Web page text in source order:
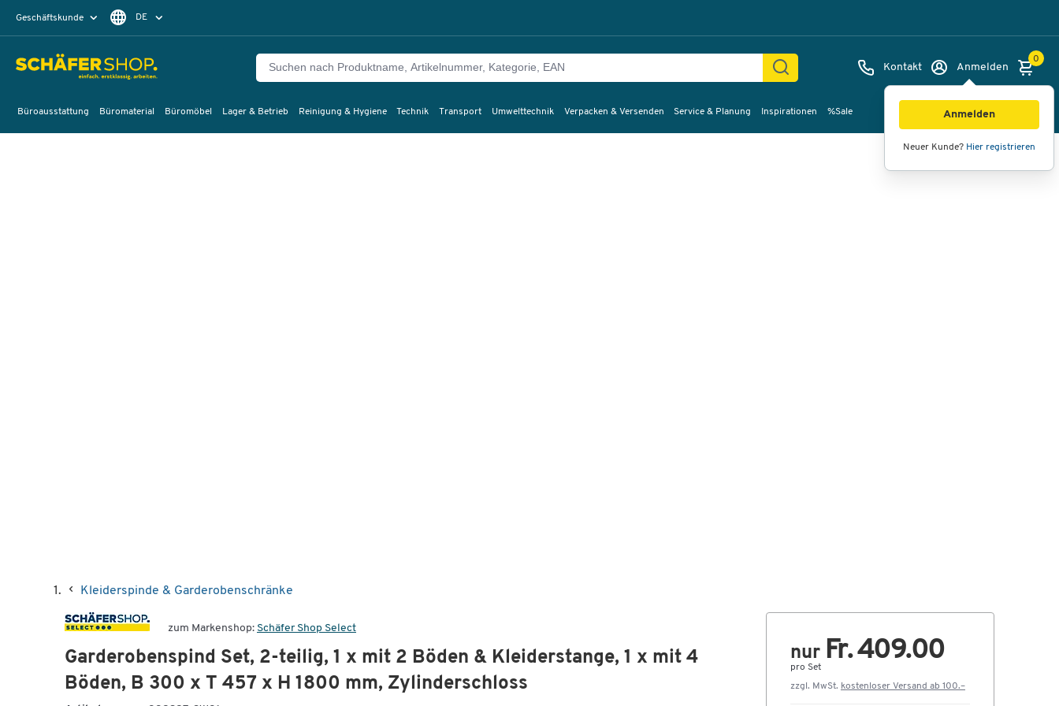
Geschäftskunde DE
EN Kontakt Anmelden
Anmelden
Neuer Kunde? Hier registrieren
0
Büroausstattung Büromaterial Büromöbel Lager & Betrieb Reinigung & Hygiene Technik Transport Umwelttechnik Verpacken & Versenden Service & Planung Inspirationen %Sale
Kleiderspinde & Garderobenschränke
zum Markenshop: Schäfer Shop Select
Garderobenspind Set, 2-teilig, 1 x mit 2 Böden & Kleiderstange, 1 x mit 4
Böden, B 300 x T 457 x H 1800 mm, Zylinderschloss
nur Fr. 409.00
pro Set
zzgl. MwSt. kostenloser Versand ab 100.–
Bilder Videos 360°-Ansicht